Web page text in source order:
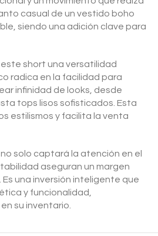
casual de un vestido boho
siendo una adición clave para
short una versatilidad
radica en la facilidad para
infinidad de looks, desde
tops lisos sofisticados. Esta
estilismos y facilita la venta
solo captará la atención en el
aseguran un margen
una inversión inteligente que
y funcionalidad,
su inventario.